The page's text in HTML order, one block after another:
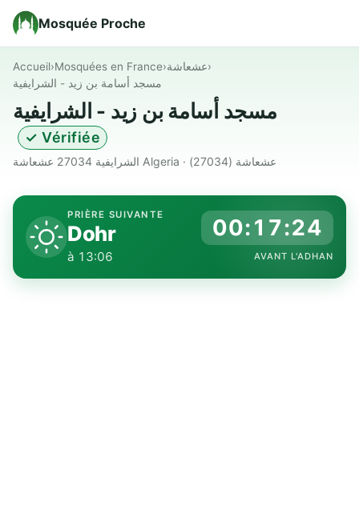
Mosquée Proche
Accueil›Mosquées en France›عشعاشة›
مسجد أسامة بن زيد - الشرايفية
مسجد أسامة بن زيد - الشرايفية
✓ Vérifiée
الشرايفية 27034 عشعاشة Algeria · عشعاشة (27034)
PRIÈRE SUIVANTE
Dohr
à 13:06
00:17:24
AVANT L'ADHAN